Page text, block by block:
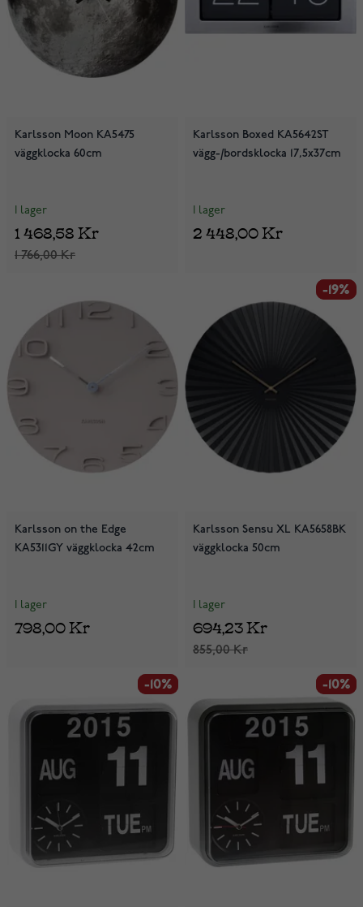
Karlsson Moon KA5475
väggklocka 60cm
I lager
1 766,00 Kr
1 468,58 Kr
Karlsson Boxed KA5642ST
vägg-/bordsklocka 17,5x37cm
I lager
2 448,00 Kr
Karlsson on the Edge
KA5311GY väggklocka 42cm
I lager
798,00 Kr
-19%
-19%
Karlsson Sensu XL KA5658BK
väggklocka 50cm
I lager
855,00 Kr
694,23 Kr
-10%
-10% -10%
-10%